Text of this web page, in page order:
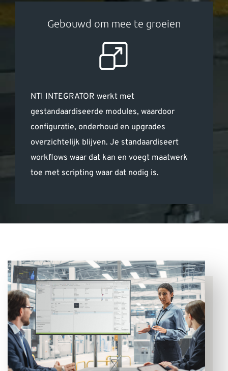
Gebouwd om mee te groeien
NTI INTEGRATOR werkt met
gestandaardiseerde modules, waardoor
configuratie, onderhoud en upgrades
overzichtelijk blijven. Je standaardiseert
workflows waar dat kan en voegt maatwerk
toe met scripting waar dat nodig is.